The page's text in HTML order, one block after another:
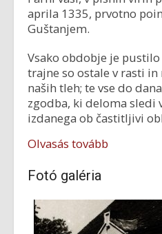
aprila 1335, prvotno
Guštanjem.
Vsako obdobje je
trajne so ostale v rasti in
naših tleh; te vse do
zgodba, ki deloma sledi
izdanega ob častitljivi
Olvasás tovább
Fotó galéria